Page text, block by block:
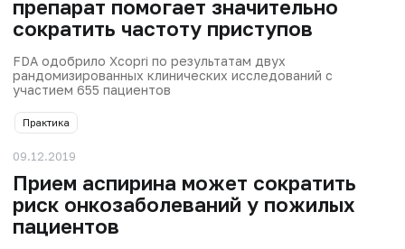
препарат помогает значительно
сократить частоту приступов
FDA одобрило Xcopri по результатам двух
рандомизированных клинических исследований с
участием 655 пациентов
Практика
09.12.2019
Прием аспирина может сократить
риск онкозаболеваний у пожилых
пациентов